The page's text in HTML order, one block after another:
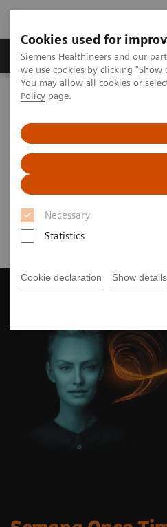
Cookies used for
Siemens Healthineers and our
we use cookies by clicking
You may allow all cookies or
Policy page.
Necessary
Statistics
Cookie declaration Show details
Productos y servicios
Siemens Healthineers Latinoamérica
¡Participe de
en Oncología!